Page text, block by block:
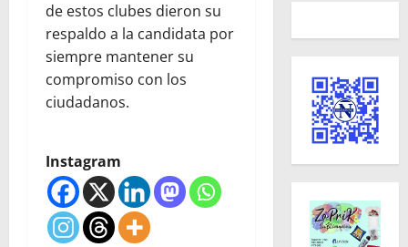
de estos clubes dieron su
respaldo a la candidata por
siempre mantener su
compromiso con los
ciudadanos.
Instagram